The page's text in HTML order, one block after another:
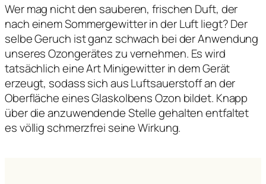
Wer mag nicht den sauberen, frischen Duft, der
nach einem Sommergewitter in der Luft liegt? Der
selbe Geruch ist ganz schwach bei der Anwendung
unseres Ozongerätes zu vernehmen. Es wird
tatsächlich eine Art Minigewitter in dem Gerät
erzeugt, sodass sich aus Luftsauerstoff an der
Oberfläche eines Glaskolbens Ozon bildet. Knapp
über die anzuwendende Stelle gehalten entfaltet
es völlig schmerzfrei seine Wirkung.